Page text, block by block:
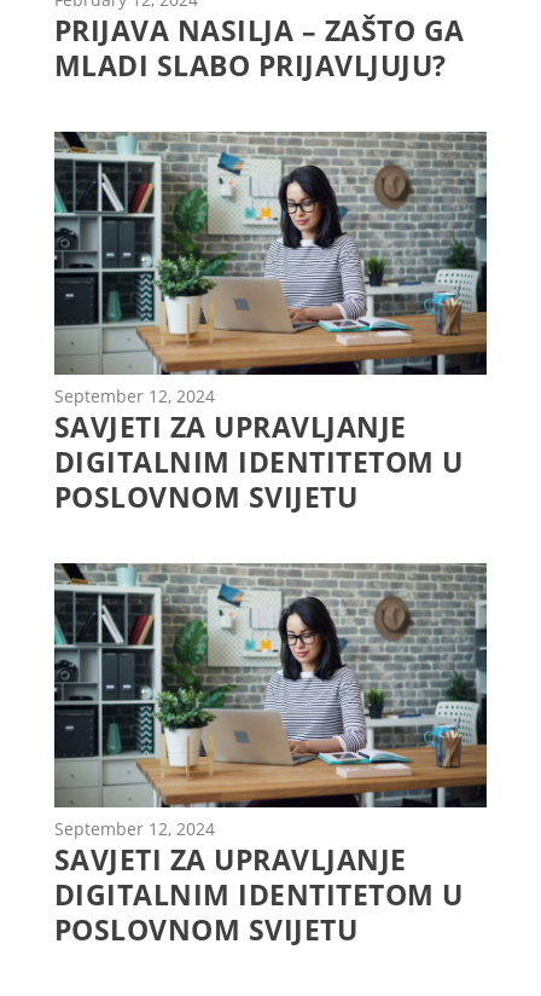
PRIJAVA NASILJA – ZAŠTO GA
MLADI SLABO PRIJAVLJUJU?
September 12, 2024
SAVJETI ZA UPRAVLJANJE
DIGITALNIM IDENTITETOM U
POSLOVNOM SVIJETU
September 12, 2024
SAVJETI ZA UPRAVLJANJE
DIGITALNIM IDENTITETOM U
POSLOVNOM SVIJETU